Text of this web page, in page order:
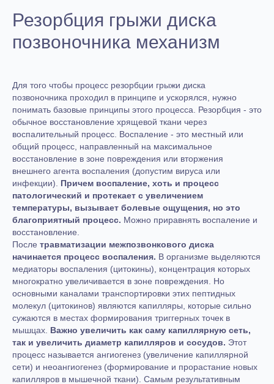
Резорбция грыжи диска
позвоночника механизм
Для того чтобы процесс резорбции грыжи диска
позвоночника проходил в принципе и ускорялся, нужно
понимать базовые принципы этого процесса. Резорбция - это
обычное восстановление хрящевой ткани через
воспалительный процесс. Воспаление - это местный или
общий процесс, направленный на максимальное
восстановление в зоне повреждения или вторжения
внешнего агента воспаления (допустим вируса или
инфекции). Причем воспаление, хоть и процесс
патологический и протекает с увеличением
температуры, вызывает болевые ощущения, но это
благоприятный процесс. Можно приравнять воспаление и
восстановление.
После травматизации межпозвонкового диска
начинается процесс воспаления. В организме выделяются
медиаторы воспаления (цитокины), концентрация которых
многократно увеличивается в зоне повреждения. Но
основными каналами транспортировки этих пептидных
молекул (цитокинов) являются капилляры, которые сильно
сужаются в местах формирования триггерных точек в
мышцах. Важно увеличить как саму капиллярную сеть,
так и увеличить диаметр капилляров и сосудов. Этот
процесс называется ангиогенез (увеличение капиллярной
сети) и неоангиогенез (формирование и прорастание новых
капилляров в мышечной ткани). Самым результативным